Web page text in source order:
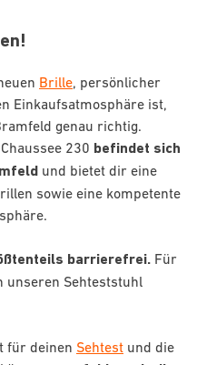
Brille, persönlicher
Einkaufsatmosphäre ist,
genau richtig.
230 befindet sich
und bietet dir eine
sowie eine kompetente
barrierefrei. Für
unseren Sehteststuhl
für deinen Sehtest und die